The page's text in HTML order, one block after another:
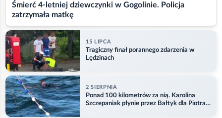
Śmierć 4-letniej dziewczynki w Gogolinie. Policja
zatrzymała matkę
15 LIPCA
Tragiczny finał porannego zdarzenia w
Lędzinach
2 SIERPNIA
Ponad 100 kilometrów za nią. Karolina
Szczepaniak płynie przez Bałtyk dla Piotra.